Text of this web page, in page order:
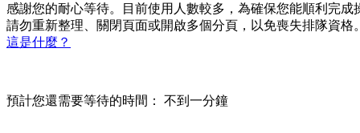
感謝您的耐心等待。目前使用人數較多，為確保您能順利完成
請勿重新整理、關閉頁面或開啟多個分頁，以免喪失排隊資格。
這是什麼？
預計您還需要等待的時間： 不到一分鐘